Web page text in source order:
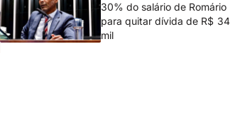
30% do salário de Romário
para quitar dívida de R$ 34
mil